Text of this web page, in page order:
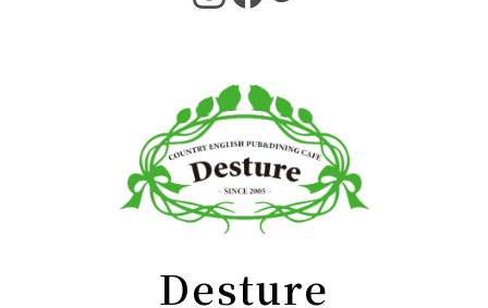
Desture